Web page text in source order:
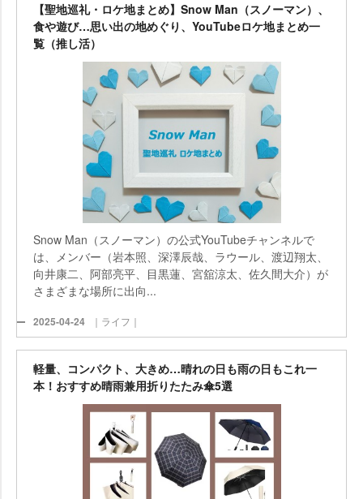
【聖地巡礼・ロケ地まとめ】Snow Man（スノーマン）、
食や遊び…思い出の地めぐり、YouTubeロケ地まとめ一
覧（推し活）
Snow Man（スノーマン）の公式YouTubeチャンネルで
は、メンバー（岩本照、深澤辰哉、ラウール、渡辺翔太、
向井康二、阿部亮平、目黒蓮、宮舘涼太、佐久間大介）が
さまざまな場所に出向...
2025-04-24 ｜ライフ｜
軽量、コンパクト、大きめ…晴れの日も雨の日もこれ一
本！おすすめ晴雨兼用折りたたみ傘5選